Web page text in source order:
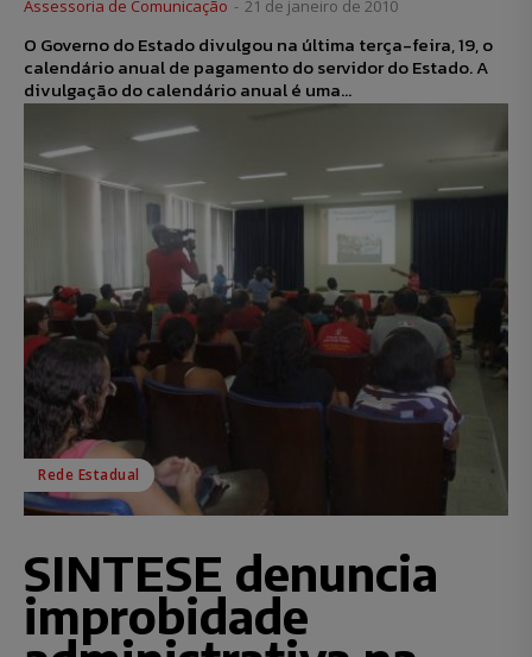
Assessoria de Comunicação - 21 de janeiro de 2010
O Governo do Estado divulgou na última terça-feira, 19, o
calendário anual de pagamento do servidor do Estado. A
divulgação do calendário anual é uma...
Rede Estadual
SINTESE denuncia
improbidade